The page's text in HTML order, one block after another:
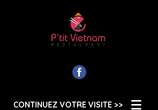
CONTINUEZ VOTRE VISITE >>